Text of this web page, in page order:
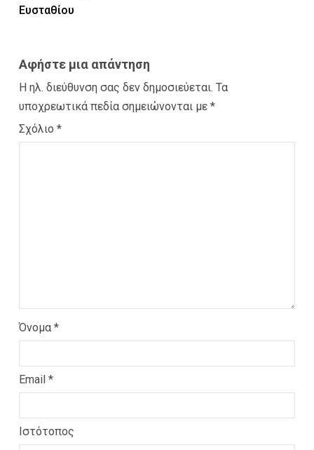
Ευσταθίου
Αφήστε μια απάντηση
Η ηλ. διεύθυνση σας δεν δημοσιεύεται. Τα
υποχρεωτικά πεδία σημειώνονται με *
Σχόλιο *
Όνομα *
Email *
Ιστότοπος